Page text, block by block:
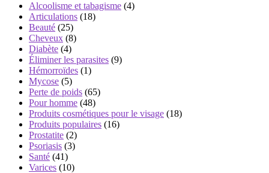
Alcoolisme et tabagisme (4)
Articulations (18)
Beauté (25)
Cheveux (8)
Diabète (4)
Éliminer les parasites (9)
Hémorroïdes (1)
Mycose (5)
Perte de poids (65)
Pour homme (48)
Produits cosmétiques pour le visage (18)
Produits populaires (16)
Prostatite (2)
Psoriasis (3)
Santé (41)
Varices (10)